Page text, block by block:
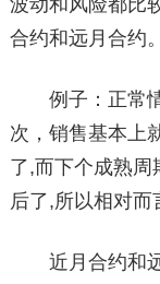
波动和风险都比
合约和远月合约。
例子：正常情
次，销售基本上
了,而下个成熟周
后了,所以相对而
近月合约和远